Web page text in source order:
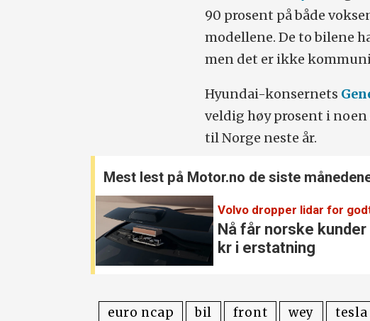
90 prosent på både
modellene. De to bilene
men det er ikke
Hyundai-konsernets
veldig høy prosent i
til Norge neste år.
Mest lest på Motor.no de siste
Volvo dropper lidar for
Nå får norske
kr i erstatning
euro ncap bil front wey tesla